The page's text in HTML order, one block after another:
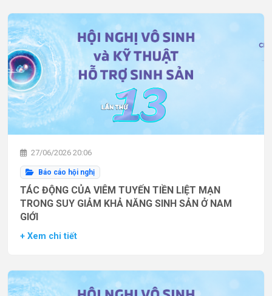
27/06/2026 20:06
Báo cáo hội nghị
TÁC ĐỘNG CỦA VIÊM TUYẾN TIỀN LIỆT MẠN
TRONG SUY GIẢM KHẢ NĂNG SINH SẢN Ở NAM
GIỚI
+ Xem chi tiết